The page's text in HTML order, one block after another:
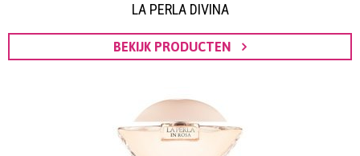
LA PERLA DIVINA
BEKIJK PRODUCTEN